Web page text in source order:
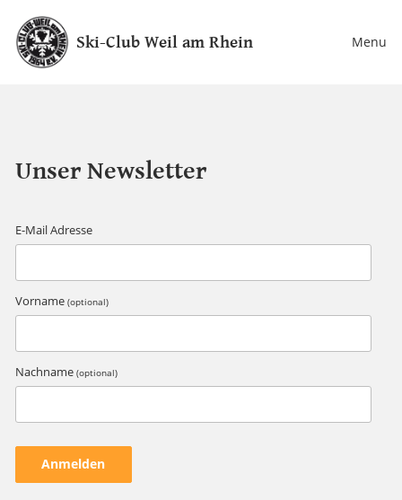
Ski-Club Weil am Rhein Menu
Unser Newsletter
E-Mail Adresse
Vorname (optional)
Nachname (optional)